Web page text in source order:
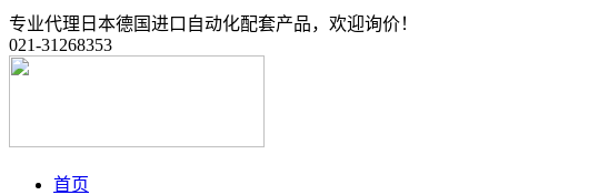
专业代理日本德国进口自动化配套产品，欢迎询价！
021-31268353
首页